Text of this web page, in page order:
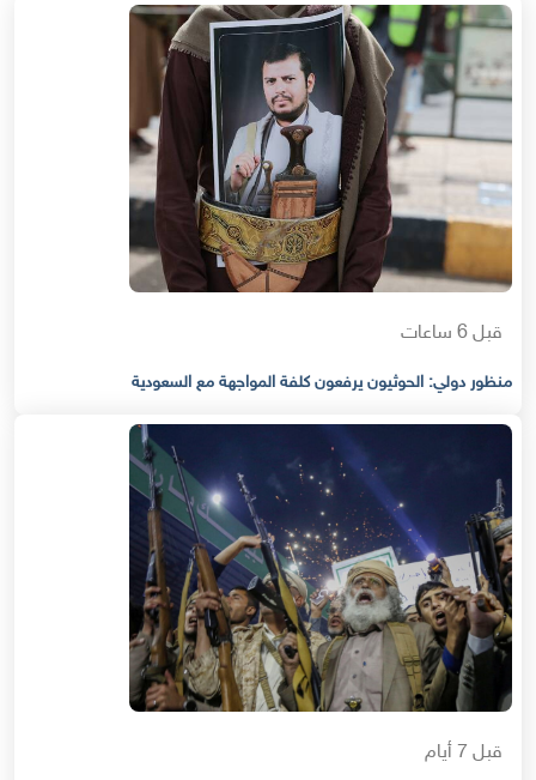
قبل 6 ساعات
منظور دولي: الحوثيون يرفعون كلفة المواجهة مع السعودية
قبل 7 أيام